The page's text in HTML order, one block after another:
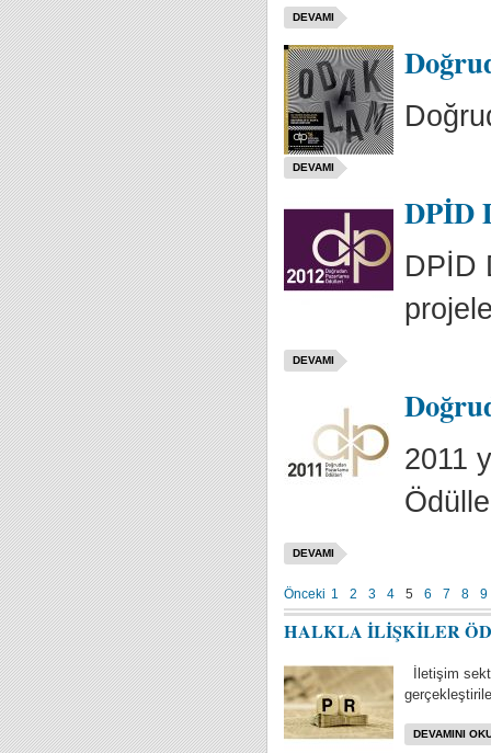
DEVAMI
DEVAMI
DPİD
DPİD
DEVAMI
2011
DEVAMI
Önceki 1 2 3 4 5 6 7 8 9
HALKLA İLİŞKİLER
İletişim
DEVAMINI